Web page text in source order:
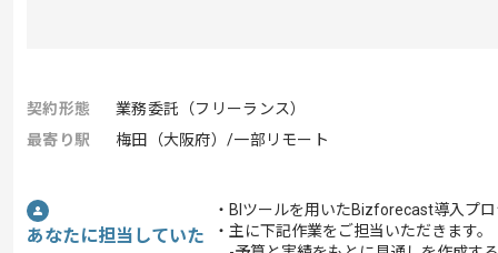
契約形態
業務委託（フリーランス）
最寄り駅
梅田（大阪府）/一部リモート
あなたに担当していた
・BIツールを用いたBizforecast導入プ
・主に下記作業をご担当いただきます。